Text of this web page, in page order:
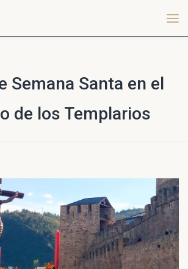
Semana Santa en el
de los Templarios